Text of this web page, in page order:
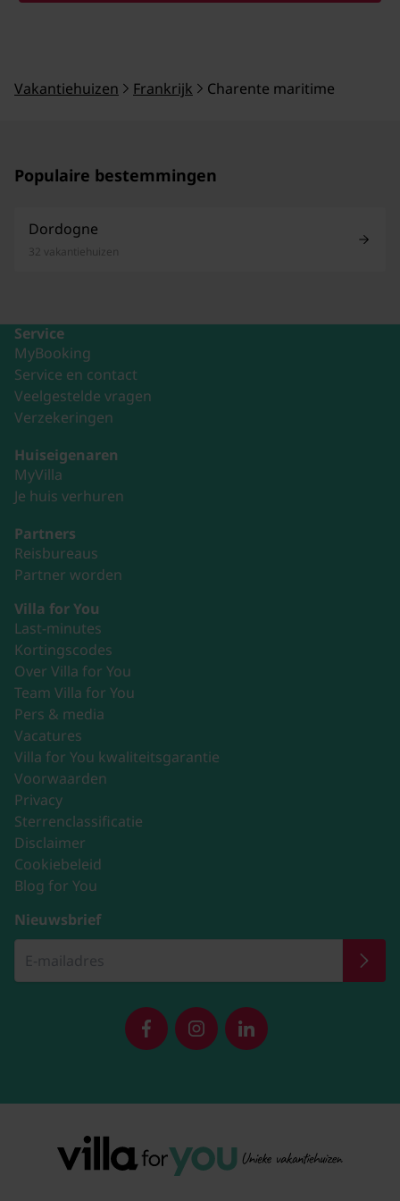
Vakantiehuizen Frankrijk Charente maritime
Populaire bestemmingen
Dordogne
32 vakantiehuizen
Service
MyBooking
Service en contact
Veelgestelde vragen
Verzekeringen
Huiseigenaren
MyVilla
Je huis verhuren
Partners
Reisbureaus
Partner worden
Villa for You
Last-minutes
Kortingscodes
Over Villa for You
Team Villa for You
Pers & media
Vacatures
Villa for You kwaliteitsgarantie
Voorwaarden
Privacy
Sterrenclassificatie
Disclaimer
Cookiebeleid
Blog for You
Nieuwsbrief